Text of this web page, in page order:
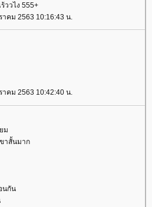
ววไง 555+
าคม 2563 10:16:43 น.
าคม 2563 10:42:40 น.
ม
าสั้นมาก
นกัน